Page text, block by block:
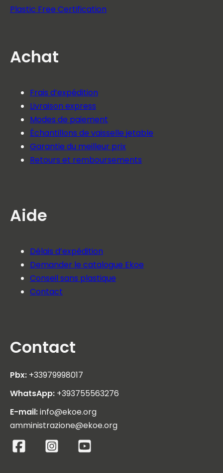
Plastic Free Certification
Achat
Frais d’expédition
Livraison express
Modes de paiement
Échantillons de vaisselle jetable
Garantie du meilleur prix
Retours et remboursements
Aide
Délais d’expédition
Demander le catalogue Ekoe
Conseil sans plastique
Contact
Contact
Pbx: +33979998017
WhatsApp: +393755563276
E-mail:info@ekoe.org
amministrazione@ekoe.org